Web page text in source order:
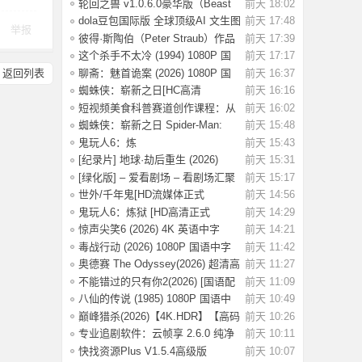
举报
返回列表
前天 18:02
轮回之兽 v1.0.6.0豪华版（Beast
of Reinca
前天 17:48
dola豆包国际版 全球顶级AI 文生图
AI视频
前天 17:39
彼得·斯陶伯（Peter Straub）作品
集
前天 17:17
这个杀手不太冷 (1994) 1080P 国
配 国语英
前天 16:37
聊斋：魅首诡案 (2026) 1080P 国
语中字 [1G
前天 16:16
蜘蛛侠：崭新之日[HC高清
版]Spider-Man.Bra
前天 16:02
短视频美食科普赛道创作课程：从
零到变现运
前天 15:48
蜘蛛侠：崭新之日 Spider-Man:
Brand New D
前天 15:43
鬼玩人6：炼
狱.2026（4K+1080P）中字.附系
前天 15:31
[纪录片] 地球·劫后重生 (2026)
1080P 英
前天 15:17
[绿化版] – 爱看剧场 – 看剧场汇聚
海量影
前天 14:56
世外/千年鬼[HD流媒体正式
版]Another.World
前天 14:29
鬼玩人6：炼狱 [HD高清正式
版]Evil Dead Bu
前天 14:21
惊声尖笑6 (2026) 4K 英语中字
[5.64G]
前天 11:42
毒战行动 (2026) 1080P 国语中字
[1.14G]
前天 11:27
奥德赛 The Odyssey(2026) 超清高
码率 4K H
前天 11:09
不能错过的只有你2(2026) [国语配
音/中文字
前天 10:49
八仙的传说 (1985) 1080P 国语中
字 [3.79G]
前天 10:26
巅峰猎杀(2026)【4K.HDR】【高码
率】【内封
前天 10:11
专业追剧软件：云帧享 2.6.0 纯净
版影视资
前天 10:07
快找资源Plus V1.5.4高级版